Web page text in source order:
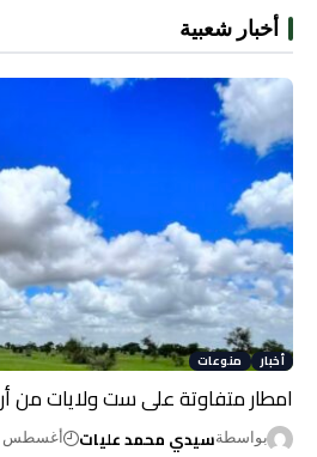
أخبار شعبية
أخبار منوعات
امطار متفاوتة على ست ولايات من
بواسطةسيدي محمد عليات أغسطس 8, 2026